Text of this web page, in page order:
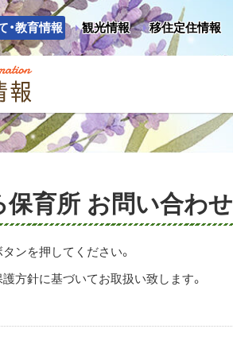
・教育情報 観光情報 移住定住情報
育所 お問い合わせ
ンを押してください。
方針に基づいてお取扱い致します。